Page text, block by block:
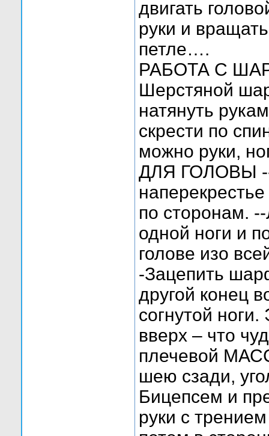
двигать
руки и
петле….
РАБОТА С
Шерстяной
натянуть
скрести по
можно руки,
ДЛЯ ГОЛОВЫ
по сторонам.
одной ноги и
голове изо
-Зацепить
другой конец
согнутой
вверх – что
плечевой
шею сзади,
Бицепсем и
руки с